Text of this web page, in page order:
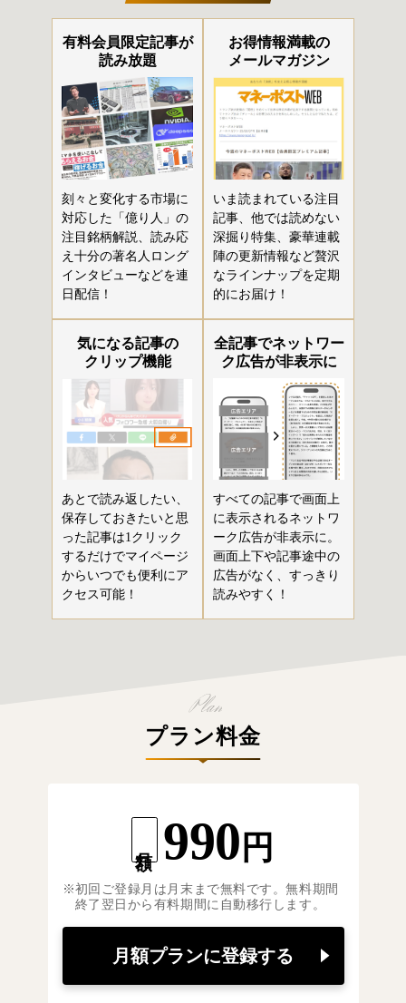
有料会員限定記事が
読み放題
刻々と変化する市場に
対応した「億り人」の
注目銘柄解説、読み応
え十分の著名人ロング
インタビューなどを連
日配信！
お得情報満載の
メールマガジン
いま読まれている注目
記事、他では読めない
深掘り特集、豪華連載
陣の更新情報など贅沢
なラインナップを定期
的にお届け！
気になる記事の
クリップ機能
あとで読み返したい、
保存しておきたいと思
った記事は1クリック
するだけでマイページ
からいつでも便利にア
クセス可能！
全記事でネットワー
ク広告が非表示に
すべての記事で画面上
に表示されるネットワ
ーク広告が非表示に。
画面上下や記事途中の
広告がなく、すっきり
読みやすく！
プラン料金
990 円
初回ご登録月は月末まで無料です。無料期間
終了翌日から有料期間に自動移行します。
月額プランに登録する